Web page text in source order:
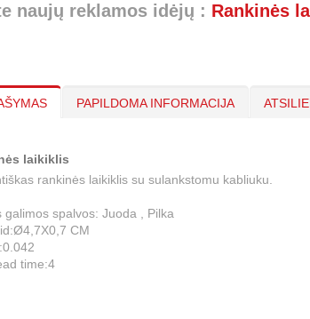
naujų reklamos idėjų : Rankinės
PAPILDOMA INFORMACIJA
laikiklis
rankinės laikiklis su sulankstomu kabliuku.
galimos spalvos: Juoda , Pilka
CM
time:4